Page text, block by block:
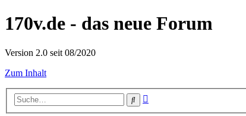
170v.de - das neue Forum
Version 2.0 seit 08/2020
Zum Inhalt
Suche